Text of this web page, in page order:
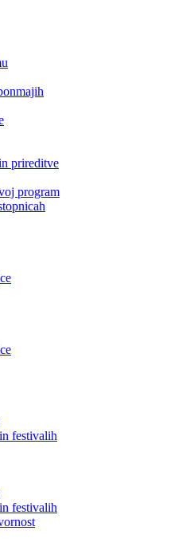
prireditve
program
festivalih
festivalih